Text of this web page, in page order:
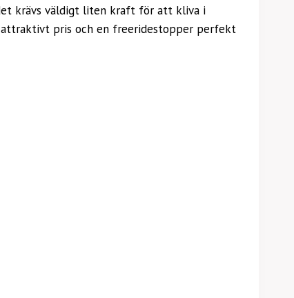
krävs väldigt liten kraft för att kliva i
attraktivt pris och en freeridestopper perfekt